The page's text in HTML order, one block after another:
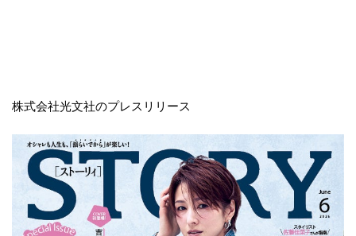
株式会社光文社のプレスリリース